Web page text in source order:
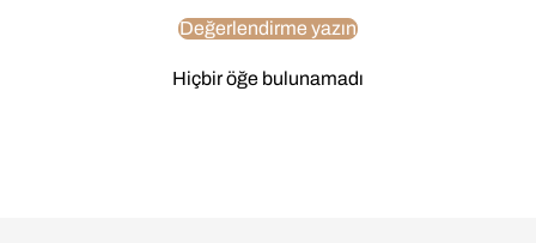
Değerlendirme yazın
Hiçbir öğe bulunamadı